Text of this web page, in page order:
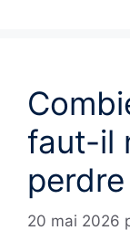
faut-il
perdre
20 mai 2026